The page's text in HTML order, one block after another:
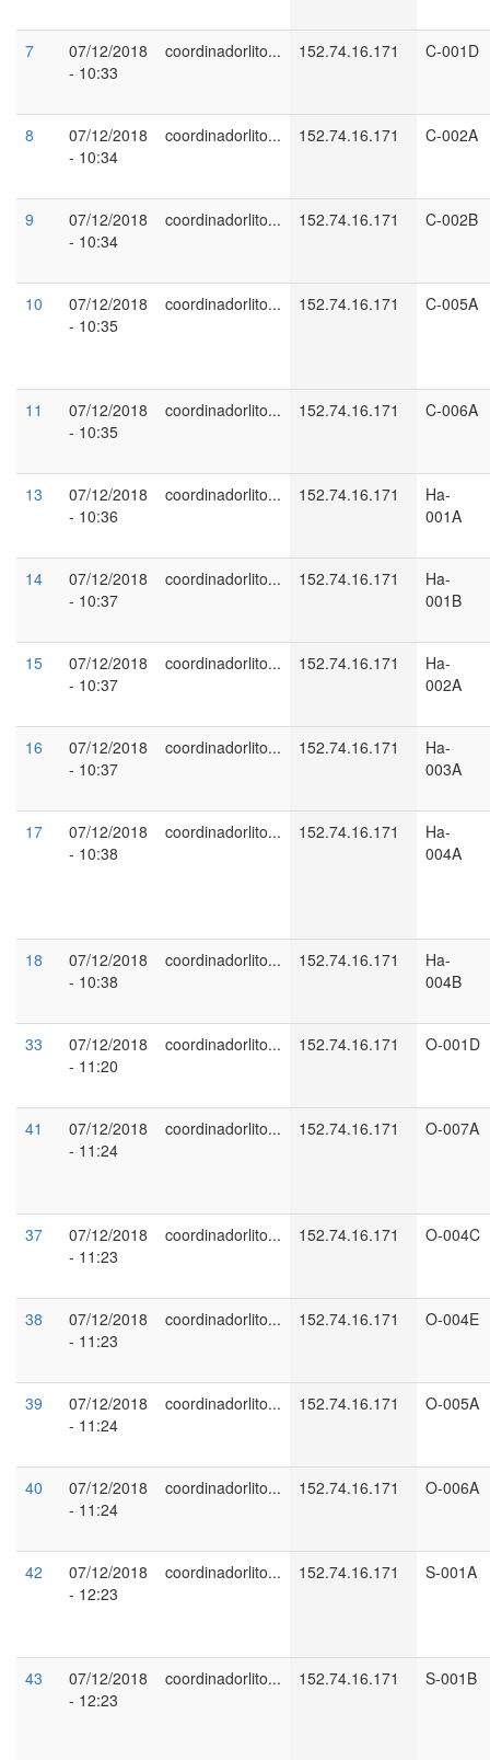
7
07/12/2018
- 10:33
coordinadorlito... 152.74.16.171 C-001D
8
07/12/2018
- 10:34
coordinadorlito... 152.74.16.171 C-002A
9
07/12/2018
- 10:34
coordinadorlito... 152.74.16.171 C-002B
10
07/12/2018
- 10:35
coordinadorlito... 152.74.16.171 C-005A
11
07/12/2018
- 10:35
coordinadorlito... 152.74.16.171 C-006A
13
07/12/2018
- 10:36
coordinadorlito... 152.74.16.171
Ha-
001A
14
07/12/2018
- 10:37
coordinadorlito... 152.74.16.171
Ha-
001B
15
07/12/2018
- 10:37
coordinadorlito... 152.74.16.171
Ha-
002A
16
07/12/2018
- 10:37
coordinadorlito... 152.74.16.171
Ha-
003A
17
07/12/2018
- 10:38
coordinadorlito... 152.74.16.171
Ha-
004A
18
07/12/2018
- 10:38
coordinadorlito... 152.74.16.171
Ha-
004B
33
07/12/2018
- 11:20
coordinadorlito... 152.74.16.171 O-001D
41
07/12/2018
- 11:24
coordinadorlito... 152.74.16.171 O-007A
37
07/12/2018
- 11:23
coordinadorlito... 152.74.16.171 O-004C
38
07/12/2018
- 11:23
coordinadorlito... 152.74.16.171 O-004E
39
07/12/2018
- 11:24
coordinadorlito... 152.74.16.171 O-005A
40
07/12/2018
- 11:24
coordinadorlito... 152.74.16.171 O-006A
42
07/12/2018
- 12:23
coordinadorlito... 152.74.16.171 S-001A
43
07/12/2018
- 12:23
coordinadorlito... 152.74.16.171 S-001B